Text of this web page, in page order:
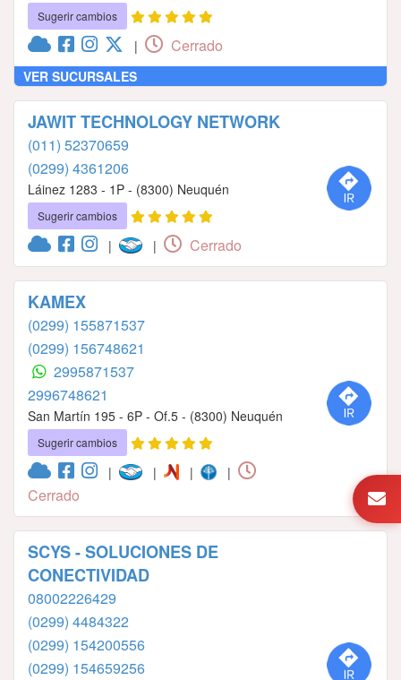
Sugerir cambios
| Cerrado
VER SUCURSALES
JAWIT TECHNOLOGY NETWORK
(011) 52370659
(0299) 4361206
Láinez 1283 - 1P - (8300) Neuquén
Sugerir cambios
| | Cerrado
KAMEX
(0299) 155871537
(0299) 156748621
2995871537
2996748621
San Martín 195 - 6P - Of.5 - (8300) Neuquén
Sugerir cambios
| | | |
Cerrado
SCYS - SOLUCIONES DE
CONECTIVIDAD
08002226429
(0299) 4484322
(0299) 154200556
(0299) 154659256